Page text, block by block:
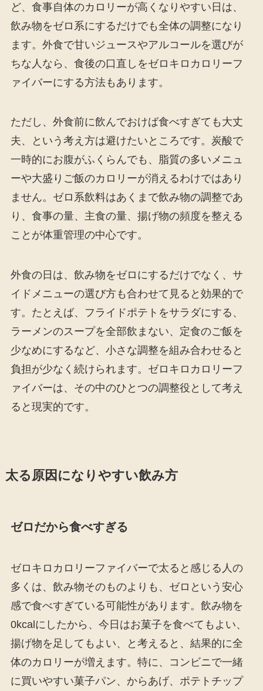
ど、食事自体のカロリーが高くなりやすい日は、
飲み物をゼロ系にするだけでも全体の調整になり
ます。外食で甘いジュースやアルコールを選びが
ちな人なら、食後の口直しをゼロキロカロリーフ
ァイバーにする方法もあります。
ただし、外食前に飲んでおけば食べすぎても大丈
夫、という考え方は避けたいところです。炭酸で
一時的にお腹がふくらんでも、脂質の多いメニュ
ーや大盛りご飯のカロリーが消えるわけではあり
ません。ゼロ系飲料はあくまで飲み物の調整であ
り、食事の量、主食の量、揚げ物の頻度を整える
ことが体重管理の中心です。
外食の日は、飲み物をゼロにするだけでなく、サ
イドメニューの選び方も合わせて見ると効果的で
す。たとえば、フライドポテトをサラダにする、
ラーメンのスープを全部飲まない、定食のご飯を
少なめにするなど、小さな調整を組み合わせると
負担が少なく続けられます。ゼロキロカロリーフ
ァイバーは、その中のひとつの調整役として考え
ると現実的です。
太る原因になりやすい飲み方
ゼロだから食べすぎる
ゼロキロカロリーファイバーで太ると感じる人の
多くは、飲み物そのものよりも、ゼロという安心
感で食べすぎている可能性があります。飲み物を
0kcalにしたから、今日はお菓子を食べてもよい、
揚げ物を足してもよい、と考えると、結果的に全
体のカロリーが増えます。特に、コンビニで一緒
に買いやすい菓子パン、からあげ、ポテトチップ